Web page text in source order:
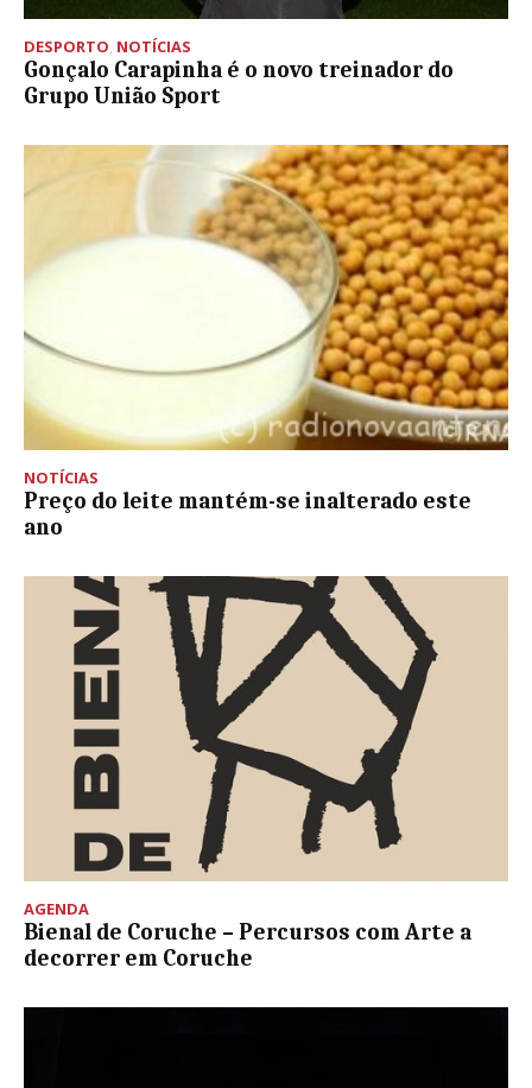
DESPORTO NOTÍCIAS
Gonçalo Carapinha é o novo treinador do
Grupo União Sport
NOTÍCIAS
Preço do leite mantém-se inalterado este
ano
AGENDA
Bienal de Coruche – Percursos com Arte a
decorrer em Coruche